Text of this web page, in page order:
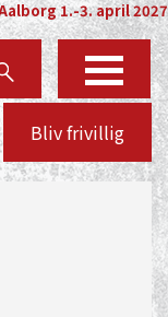
Bliv frivillig
1.-3. april 2027